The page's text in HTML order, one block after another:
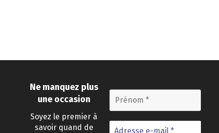
Ne manquez plus
une occasion
Soyez le premier à
savoir quand de